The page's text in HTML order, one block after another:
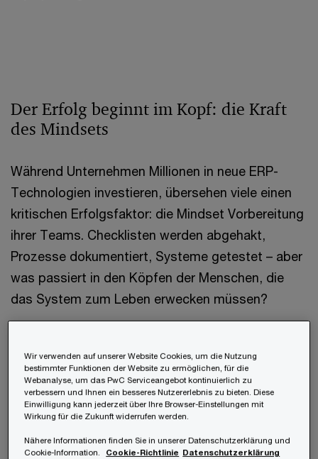
Der Erfolg beginnt im Kopf: die Kraft
des Mindsets
Während Unternehmen Millionen in neue ERP-
Technologien investieren, übersehen viele einen
kritischen Erfolgsfaktor: die Mindset Vorbereitung
ihrer Teams. Checklisten werden abgehakt,
Prozesse dokumentiert, Systeme getestet – aber
was passiert in den Köpfen der Menschen, die
das System zum Leben erwecken müssen?
gemeinsam von den verantwortlichen Change-
Management Teams von PwC Österreich und
PwC Deutschland entwickelt stellt einen
Paradigmenwechsel in der Vorbereitungsmethodik
dar. Statt sich ausschließlich auf Checklisten und
Wir verwenden auf unserer Website Cookies, um die Nutzung
bestimmter Funktionen der Website zu ermöglichen, für die
Webanalyse, um das PwC Serviceangebot kontinuierlich zu
verbessern und Ihnen ein besseres Nutzererlebnis zu bieten. Diese
Einwilligung kann jederzeit über Ihre Browser-Einstellungen mit
Wirkung für die Zukunft widerrufen werden.
Nähere Informationen finden Sie in unserer Datenschutzerklärung und
Cookie-Information.
Cookie-Richtlinie Datenschutzerklärung